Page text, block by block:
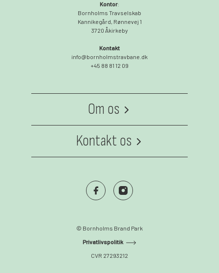
Kontor:
Bornholms Travselskab
Kannikegård, Rønnevej 1
3720 Åkirkeby
Kontakt
info@bornholmstravbane.dk
+45 88 81 12 09
Om os
Kontakt os
FacebookInstagram
© Bornholms Brand Park
Privatlivspolitik
CVR 27293212